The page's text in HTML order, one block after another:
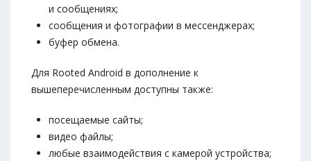
и сообщениях;
сообщения и фотографии в мессенджерах;
буфер обмена.
Для Rooted Android в дополнение к
вышеперечисленным доступны также:
посещаемые сайты;
видео файлы;
любые взаимодействия с камерой устройства;